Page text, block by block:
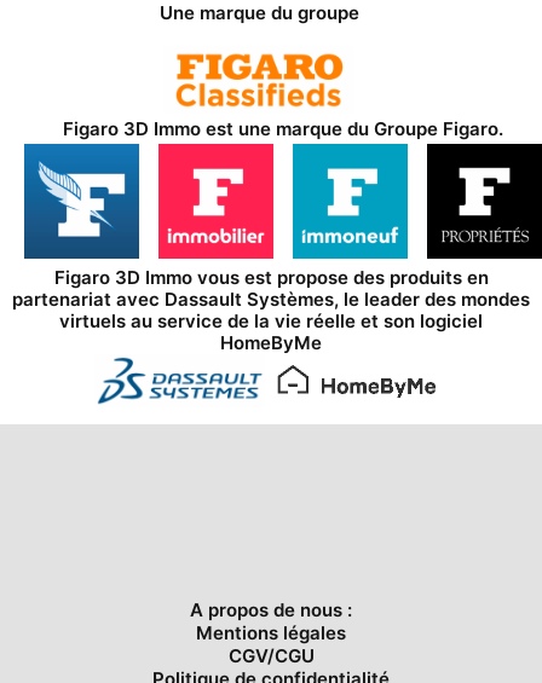
Une marque du groupe
Figaro 3D Immo est une marque du Groupe Figaro.
Figaro 3D Immo vous est propose des produits en
partenariat avec Dassault Systèmes, le leader des mondes
virtuels au service de la vie réelle et son logiciel
HomeByMe
A propos de nous :
Mentions légales
CGV/CGU